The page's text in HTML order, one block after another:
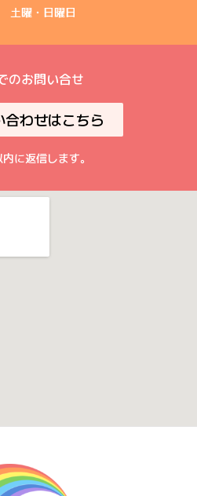
土曜・日曜日
のお問い合せ
合わせはこちら
に返信します。